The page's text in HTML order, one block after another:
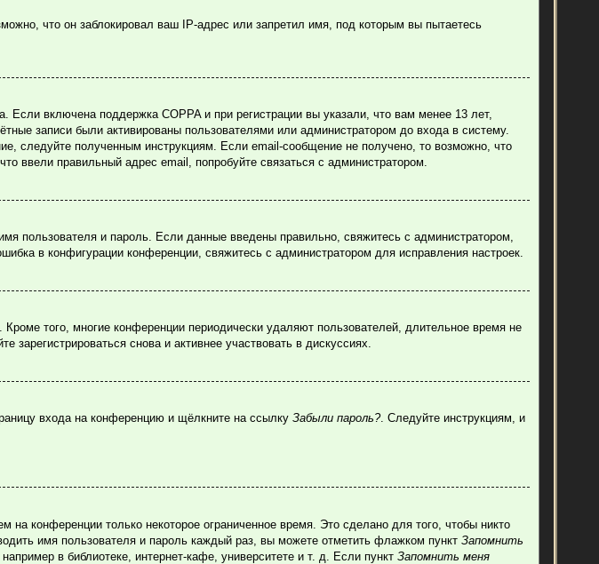
что он заблокировал ваш IP-адрес или запретил имя, под которым вы пытаетесь
включена поддержка COPPA и при регистрации вы указали, что вам менее 13 лет,
записи были активированы пользователями или администратором до входа в систему.
следуйте полученным инструкциям. Если email-сообщение не получено, то возможно, что
ввели правильный адрес email, попробуйте связаться с администратором.
пользователя и пароль. Если данные введены правильно, свяжитесь с администратором,
в конфигурации конференции, свяжитесь с администратором для исправления настроек.
того, многие конференции периодически удаляют пользователей, длительное время не
снова и активнее участвовать в дискуссиях.
входа на конференцию и щёлкните на ссылкуЗабыли пароль?. Следуйте инструкциям, и
на конференции только некоторое ограниченное время. Это сделано для того, чтобы никто
имя пользователя и пароль каждый раз, вы можете отметить флажком пунктЗапомнить
в библиотеке, интернет-кафе, университете и т. д. Если пунктЗапомнить меня